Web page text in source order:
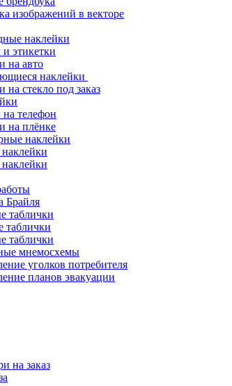
изображений в векторе
наклейки
этикетки
на авто
наклейки
на стекло под заказ
телефон
на плёнке
наклейки
Брайля
таблички
таблички
мнемосхемы
уголков потребителя
планов эвакуации
на заказ